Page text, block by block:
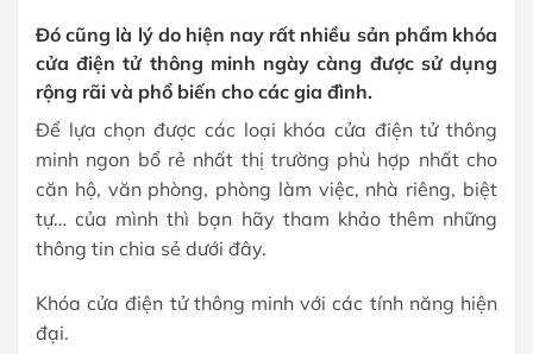
Đó cũng là lý do hiện nay rất nhiều sản phẩm khóa
cửa điện tử thông minh ngày càng được sử dụng
rộng rãi và phổ biến cho các gia đình.
Để lựa chọn được các loại khóa cửa điện tử thông
minh ngon bổ rẻ nhất thị trường phù hợp nhất cho
căn hộ, văn phòng, phòng làm việc, nhà riêng, biệt
tự… của mình thì bạn hãy tham khảo thêm những
thông tin chia sẻ dưới đây.
Khóa cửa điện tử thông minh với các tính năng hiện
đại.